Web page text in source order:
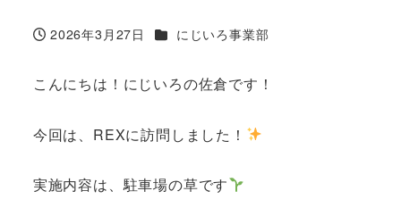
投稿日
2026年3月27日 カテゴリー
にじいろ事業部
こんにちは！にじいろの佐倉です！
今回は、REXに訪問しました！
実施内容は、駐車場の草です